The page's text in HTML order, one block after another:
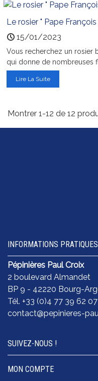
Le rosier " Pape
15/01/2023
Vous recherchez un rosier
qui donne de nombreuses
Lire La Suite
Montrer 1-12 de 12
INFORMATIONS PRATIQUES
Pépinières Paul Croix
2 boulevard Almandet
BP 9 - 42220 Bourg-
Tél. +33 (0)4 77 39 62 07
contact@pepinieres-
SUIVEZ-NOUS !
MON COMPTE